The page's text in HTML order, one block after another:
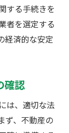
する手続きを
者を選定する
経済的な安定
確認
は、適切な法
ず、不動産の